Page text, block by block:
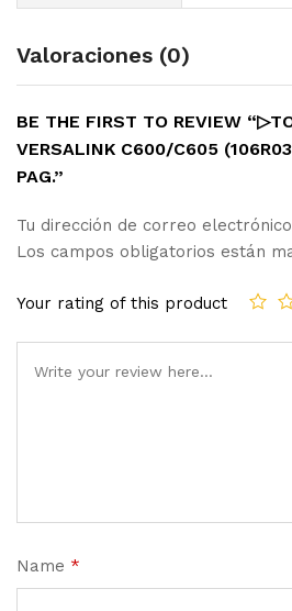
Valoraciones (0)
BE THE FIRST TO REVIEW
VERSALINK C600/C605
PAG.”
Tu dirección de correo
Los campos obligatorios están
Your rating of this product
Name *